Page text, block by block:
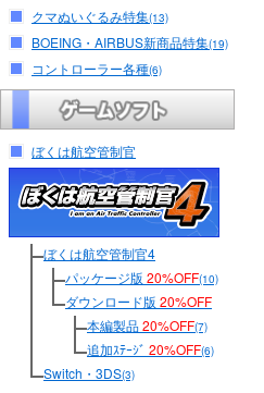
クマぬいぐるみ特集(13)
BOEING・AIRBUS新商品特集(19)
コントローラー各種(6)
ぼくは航空管制官
ぼくは航空管制官4
パッケージ版 20%OFF(10)
ダウンロード版 20%OFF
本編製品20%OFF(7)
追加ｽﾃｰｼﾞ 20%OFF(6)
Switch・3DS(3)